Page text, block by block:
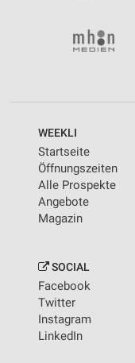
WEEKLI
Startseite
Öffnungszeiten
Alle Prospekte
Angebote
Magazin
SOCIAL
Facebook
Twitter
Instagram
LinkedIn